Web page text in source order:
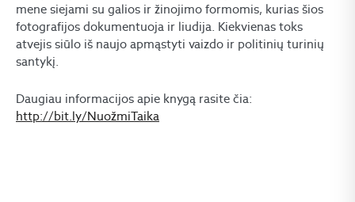
mene siejami su galios ir žinojimo formomis, kurias šios
fotografijos dokumentuoja ir liudija. Kiekvienas toks
atvejis siūlo iš naujo apmąstyti vaizdo ir politinių turinių
santykį.
Daugiau informacijos apie knygą rasite čia:
http://bit.ly/NuožmiTaika